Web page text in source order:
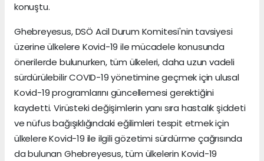
konuştu.
Ghebreyesus, DSÖ Acil Durum Komitesi'nin tavsiyesi
üzerine ülkelere Kovid-19 ile mücadele konusunda
önerilerde bulunurken, tüm ülkeleri, daha uzun vadeli
sürdürülebilir COVID-19 yönetimine geçmek için ulusal
Kovid-19 programlarını güncellemesi gerektiğini
kaydetti. Virüsteki değişimlerin yanı sıra hastalık şiddeti
ve nüfus bağışıklığındaki eğilimleri tespit etmek için
ülkelere Kovid-19 ile ilgili gözetimi sürdürme çağrısında
da bulunan Ghebreyesus, tüm ülkelerin Kovid-19